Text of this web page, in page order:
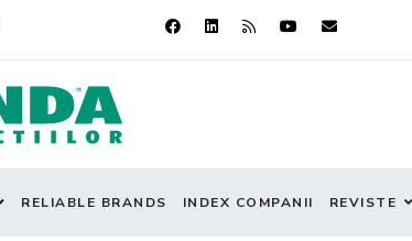
RELIABLE BRANDS INDEX COMPANII REVISTE